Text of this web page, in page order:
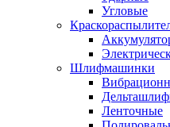
Угловые
Шлифмашинки
Ленточные